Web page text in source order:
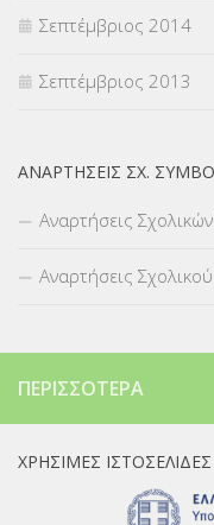
Σεπτέμβριος 2014
Σεπτέμβριος 2013
ΑΝΑΡΤΉΣΕΙΣ ΣΧ.
Αναρτήσεις
Αναρτήσεις
ΠΕΡΙΣΣΌΤΕΡΑ
ΧΡΉΣΙΜΕΣ ΙΣΤΟΣΕΛΊΔΕΣ